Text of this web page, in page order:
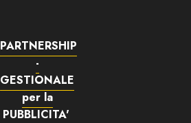
PARTNERSHIP
-
GESTIONALE
per la
PUBBLICITA'